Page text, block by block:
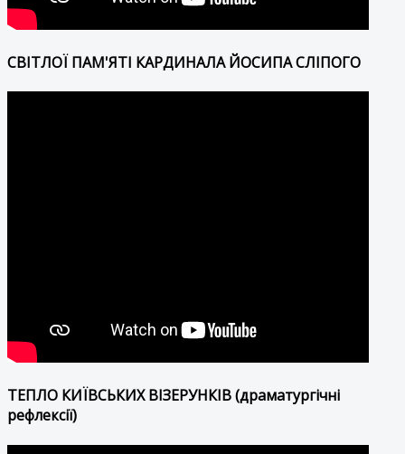
СВІТЛОЇ ПАМ'ЯТІ КАРДИНАЛА ЙОСИПА СЛІПОГО
ТЕПЛО КИЇВСЬКИХ ВІЗЕРУНКІВ (драматургічні
рефлексії)